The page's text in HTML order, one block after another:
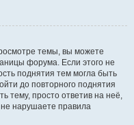
темы, вы можете
форума. Если этого не
поднятия тем могла быть
до повторного поднятия
тему, просто ответив на неё,
нарушаете правила